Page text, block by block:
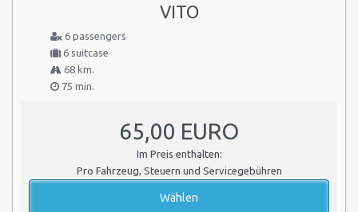
VITO
6 passengers
6 suitcase
68 km.
75 min.
65,00 EURO
Im Preis enthalten:
Pro Fahrzeug, Steuern und Servicegebühren